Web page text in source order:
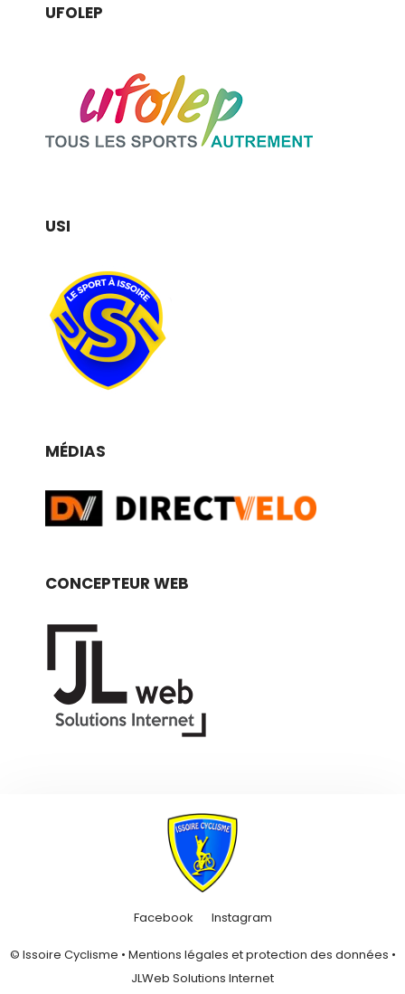
UFOLEP
USI
MÉDIAS
CONCEPTEUR WEB
Facebook Instagram
© Issoire Cyclisme • Mentions légales et protection des données •
JLWeb Solutions Internet